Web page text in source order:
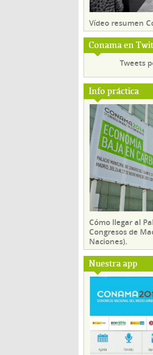
Vídeo resumen
Conama en
Tweets
Info práctica
Cómo llegar al
Congresos de
Naciones).
Nuestra app